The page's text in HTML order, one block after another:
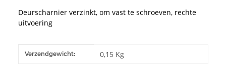
Deurscharnier verzinkt, om vast te schroeven, rechte
uitvoering
#productDetails.itemInformation#
#productDetails.itemValue#
Verzendgewicht: 0,15 Kg